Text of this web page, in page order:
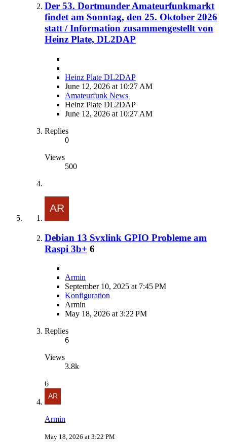
Der 53. Dortmunder Amateurfunkmarkt
findet am Sonntag, den 25. Oktober 2026
statt / Information zusammengestellt von
Heinz Plate, DL2DAP
Heinz Plate DL2DAP
June 12, 2026 at 10:27 AM
Amateurfunk News
Heinz Plate DL2DAP
June 12, 2026 at 10:27 AM
Replies
0
Views
500
Debian 13 Svxlink GPIO Probleme am
Raspi 3b+ 6
Armin
September 10, 2025 at 7:45 PM
Konfiguration
Armin
May 18, 2026 at 3:22 PM
Replies
6
Views
3.8k
6
Armin
May 18, 2026 at 3:22 PM